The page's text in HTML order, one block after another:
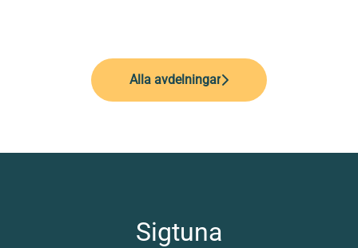
Alla avdelningar
Sigtuna